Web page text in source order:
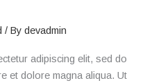
/ By devadmin
adipiscing elit, sed do
et dolore magna aliqua. Ut